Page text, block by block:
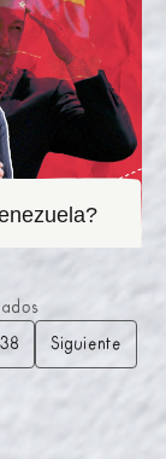
38 Siguiente